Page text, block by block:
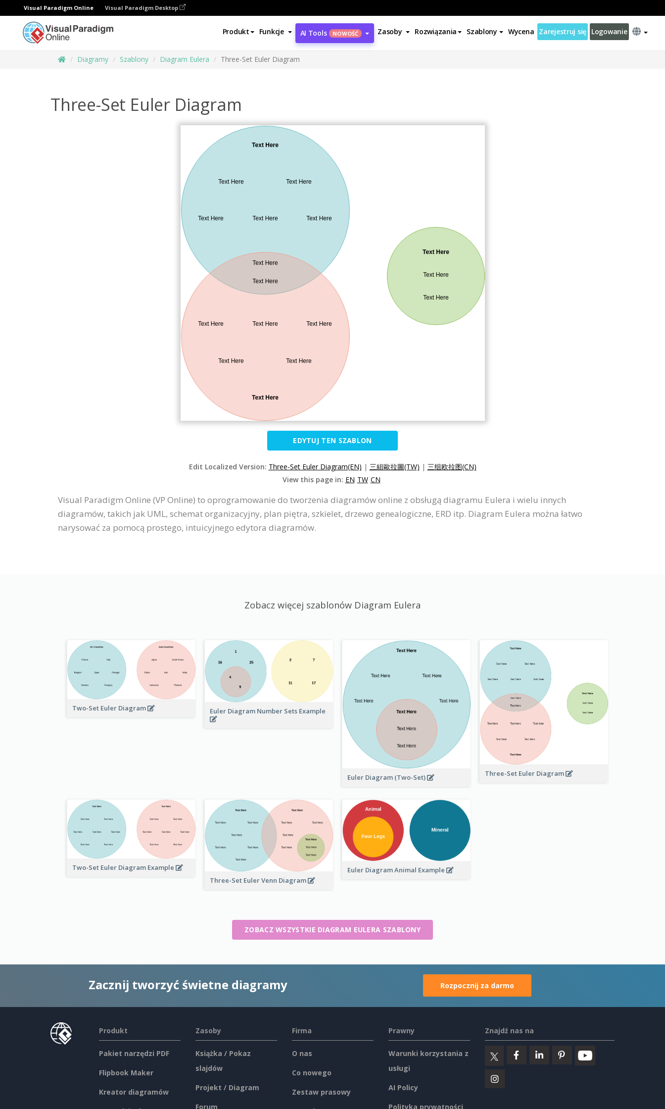
Visual Paradigm Online Visual Paradigm Desktop
Produkt Funkcje AI Tools NOWOŚĆ Zasoby Rozwiązania Szablony Wycena Zarejestruj się Logowanie
Diagramy Szablony Diagram Eulera Three-Set Euler Diagram
Three-Set Euler Diagram
EDYTUJ TEN SZABLON
Edit Localized Version: Three-Set Euler Diagram(EN) | 三組歐拉圖(TW) | 三组欧拉图(CN)
View this page in: EN TW CN
Visual Paradigm Online (VP Online) to oprogramowanie do tworzenia diagramów online z obsługą diagramu Eulera i wielu innych
diagramów, takich jak UML, schemat organizacyjny, plan piętra, szkielet, drzewo genealogiczne, ERD itp. Diagram Eulera można łatwo
narysować za pomocą prostego, intuicyjnego edytora diagramów.
Zobacz więcej szablonów Diagram Eulera
Two-Set Euler Diagram Euler Diagram Number Sets Example
Euler Diagram (Two-Set) Three-Set Euler Diagram
Two-Set Euler Diagram Example
Three-Set Euler Venn Diagram
Euler Diagram Animal Example
ZOBACZ WSZYSTKIE DIAGRAM EULERA SZABLONY
Zacznij tworzyć świetne diagramy Rozpocznij za darmo
Produkt
Pakiet narzędzi PDF
Flipbook Maker
Kreator diagramów
Zasoby
Książka / Pokaz
slajdów
Projekt / Diagram
Forum
Firma
O nas
Co nowego
Zestaw prasowy
Prawny
Warunki korzystania z
usługi
AI Policy
Polityka prywatności
Znajdź nas na